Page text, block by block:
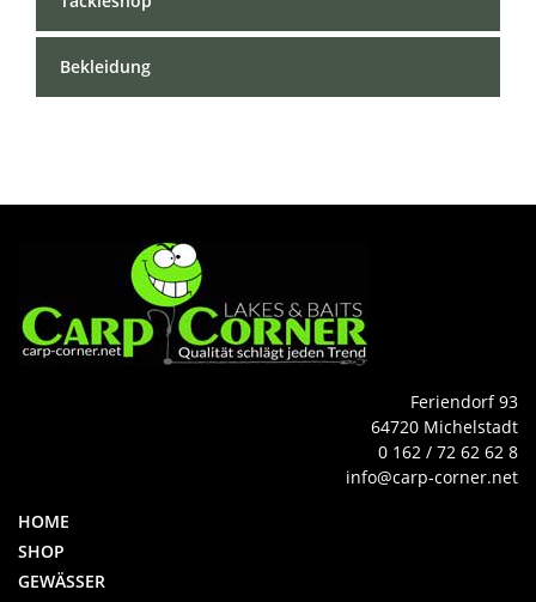
Bekleidung
Feriendorf 93
64720 Michelstadt
0 162 / 72 62 62 8
info@carp-corner.net
HOME
SHOP
GEWÄSSER